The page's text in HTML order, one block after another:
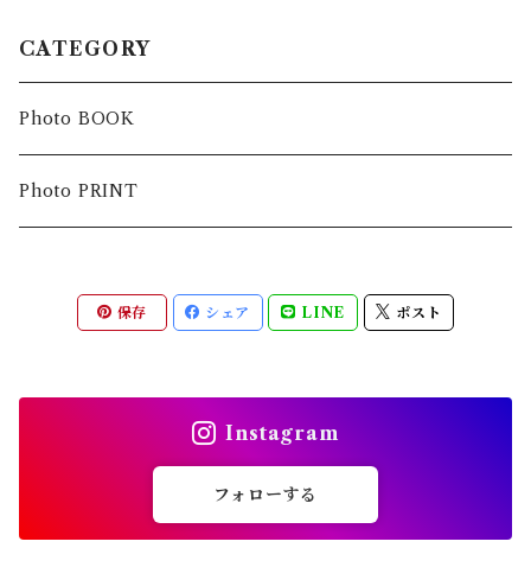
CATEGORY
Photo BOOK
Photo PRINT
保存 シェア LINE ポスト
Instagram
フォローする